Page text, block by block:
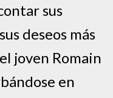
sus
deseos más
joven Romain
en